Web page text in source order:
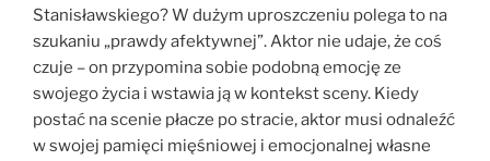
Stanisławskiego? W dużym uproszczeniu polega to na
szukaniu „prawdy afektywnej”. Aktor nie udaje, że coś
czuje – on przypomina sobie podobną emocję ze
swojego życia i wstawia ją w kontekst sceny. Kiedy
postać na scenie płacze po stracie, aktor musi odnaleźć
w swojej pamięci mięśniowej i emocjonalnej własne